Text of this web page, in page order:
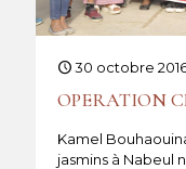
30 octobre
OPERATION
Kamel
jasmins à Nabeul